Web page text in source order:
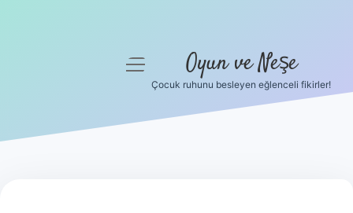
menüyü
Oyun ve Neşe
Çocuk ruhunu besleyen eğlenceli fikirler!